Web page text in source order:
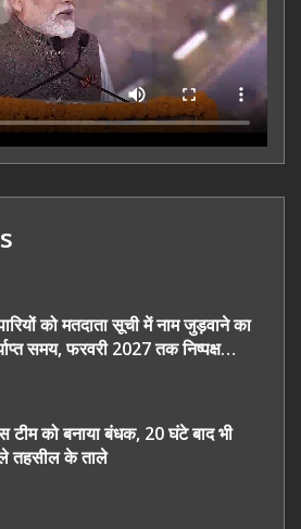
को मतदाता सूची में नाम जुड़वाने का
समय, फरवरी 2027 तक निष्पक्ष
टीम को बनाया बंधक, 20 घंटे बाद भी
तहसील के ताले